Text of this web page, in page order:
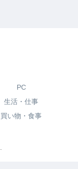
PC
生活・仕事
買い物・食事